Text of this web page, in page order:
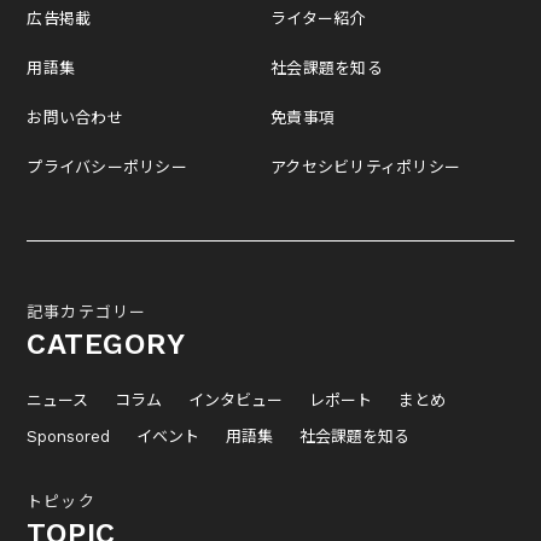
広告掲載
用語集
お問い合わせ
プライバシーポリシー
ライター紹介
社会課題を知る
免責事項
アクセシビリティポリシー
記事カテゴリー
CATEGORY
ニュース コラム インタビュー レポート
まとめ
Sponsored
イベント 用語集 社会課題を知る
トピック
TOPIC